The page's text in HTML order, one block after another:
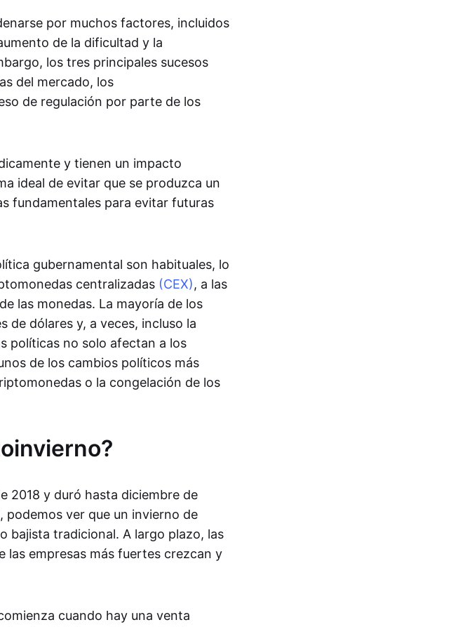
por muchos factores, incluidos
de la dificultad y la
los tres principales sucesos
del mercado, los
de regulación por parte de los
y tienen un impacto
ideal de evitar que se produzca un
fundamentales para evitar futuras
gubernamental son habituales, lo
centralizadas (CEX), a las
las monedas. La mayoría de los
de dólares y, a veces, incluso la
políticas no solo afectan a los
de los cambios políticos más
o la congelación de los
2018 y duró hasta diciembre de
podemos ver que un invierno de
bajista tradicional. A largo plazo, las
las empresas más fuertes crezcan y
cuando hay una venta